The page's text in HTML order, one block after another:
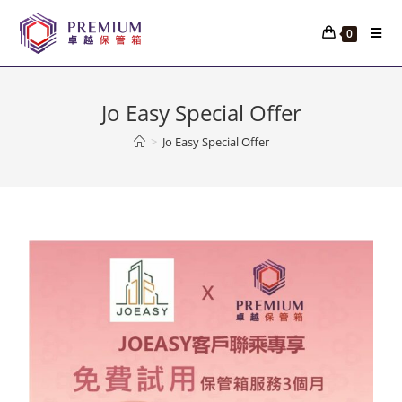
0
Jo Easy Special Offer
> Jo Easy Special Offer